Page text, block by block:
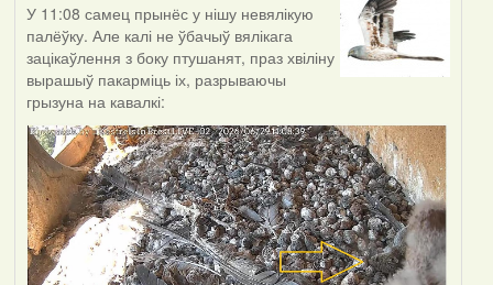
У 11:08 самец прынёс у нішу невялікую
палёўку. Але калі не ўбачыў вялікага
зацікаўлення з боку птушанят, праз хвіліну
вырашыў пакарміць іх, разрываючы
грызуна на кавалкі: